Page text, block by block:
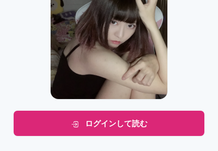
ログインして読む